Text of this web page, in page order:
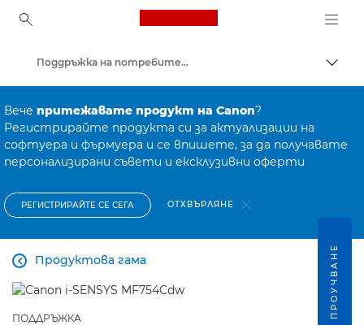
Canon Logo, back to
Поддръжка на потребителски продукти
Вече притежавате продукт на Canon?
Регистрирайте продукта си за актуализации на
софтуера и фърмуера и се впишете, за да получавате
персонализирани съвети и ексклузивни оферти
РЕГИСТРИРАЙТЕ СЕ СЕГА ОТХВЪРЛЯНЕ
Продуктова гама

ПОДДРЪЖКА ПРОУЧВАНЕ